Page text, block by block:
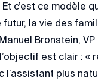
c’est ce modèle
la vie des
Bronstein, VP
est clair : «
l’assistant plus